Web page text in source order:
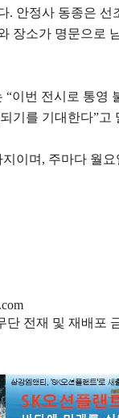
. 안정사 동종은 선
장소가 명문으로
“이번 전시로 통영
기를 기대한다”고
지이며 , 주마다 월
단 전재 및 재배포